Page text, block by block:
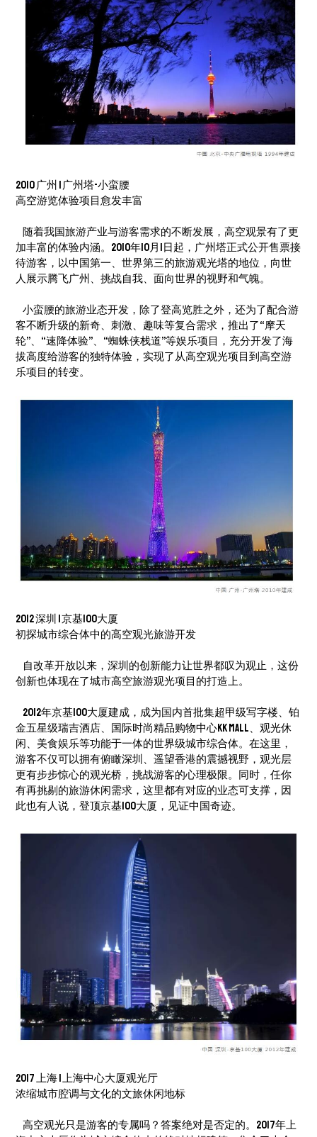
2010 广州 | 广州塔-小蛮腰
高空游览体验项目愈发丰富
随着我国旅游产业与游客需求的不断发展，高空观景有了更
加丰富的体验内涵。2010年10月1日起，广州塔正式公开售票接
待游客，以中国第一、世界第三的旅游观光塔的地位，向世
人展示腾飞广州、挑战自我、面向世界的视野和气魄。
小蛮腰的旅游业态开发，除了登高览胜之外，还为了配合游
客不断升级的新奇、刺激、趣味等复合需求，推出了“摩天
轮”、“速降体验”、“蜘蛛侠栈道”等娱乐项目，充分开发了海
拔高度给游客的独特体验，实现了从高空观光项目到高空游
乐项目的转变。
2012 深圳 | 京基100大厦
初探城市综合体中的高空观光旅游开发
自改革开放以来，深圳的创新能力让世界都叹为观止，这份
创新也体现在了城市高空旅游观光项目的打造上。
2012年京基100大厦建成，成为国内首批集超甲级写字楼、铂
金五星级瑞吉酒店、国际时尚精品购物中心KK MALL、观光休
闲、美食娱乐等功能于一体的世界级城市综合体。在这里，
游客不仅可以拥有俯瞰深圳、遥望香港的震撼视野，观光层
更有步步惊心的观光桥，挑战游客的心理极限。同时，任你
有再挑剔的旅游休闲需求，这里都有对应的业态可支撑，因
此也有人说，登顶京基100大厦，见证中国奇迹。
2017 上海 | 上海中心大厦观光厅
浓缩城市腔调与文化的文旅休闲地标
高空观光只是游客的专属吗？答案绝对是否定的。2017年上